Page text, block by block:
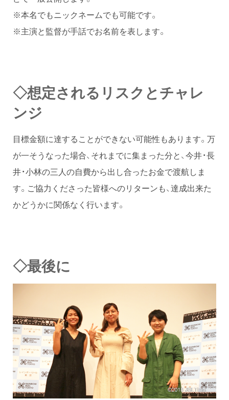
※本名でもニックネームでも可能です。
※主演と監督が手話でお名前を表します。
◇想定されるリスクとチャレ
ンジ
目標金額に達することができない可能性もあります。万
が一そうなった場合、それまでに集まった分と、今井・長
井・小林の三人の自費から出し合ったお金で渡航しま
す。ご協力くださった皆様へのリターンも、達成出来た
かどうかに関係なく行います。
◇最後に